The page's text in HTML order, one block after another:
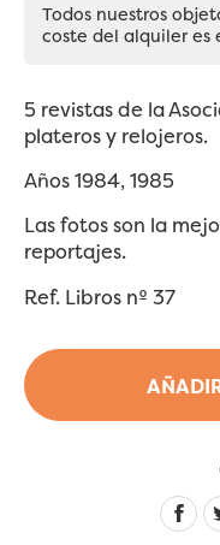
Todos nuestros
coste del alquiler es
5 revistas de la
plateros y relojeros.
Años 1984, 1985
Las fotos son la
reportajes.
Ref. Libros nº 37